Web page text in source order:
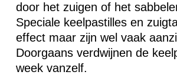
door het zuigen of het
Speciale keelpastilles en
effect maar zijn wel vaak
Doorgaans verdwijnen de
week vanzelf.